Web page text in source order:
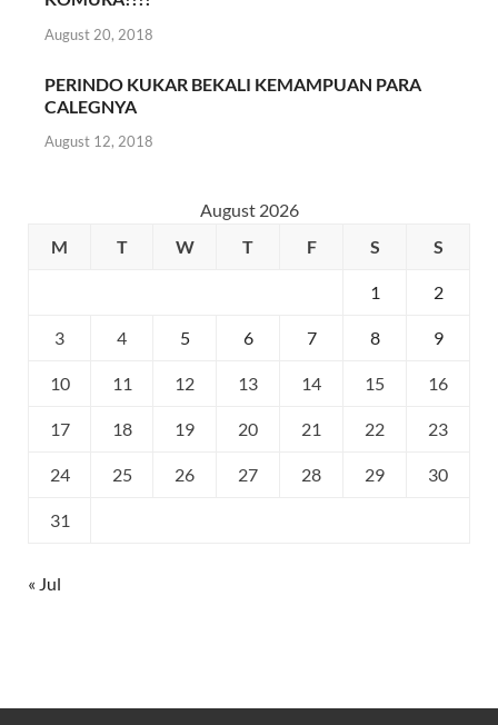
August 20, 2018
PERINDO KUKAR BEKALI KEMAMPUAN PARA
CALEGNYA
August 12, 2018
August 2026
M
T W T F S S
1 2
3 4 5 6 7 8 9
10 11 12 13 14 15 16
17 18 19 20 21 22 23
24 25 26 27 28 29 30
31
« Jul